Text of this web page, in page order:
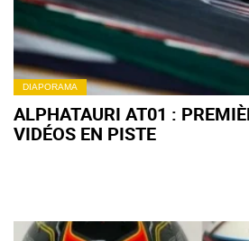
DIAPORAMA
ALPHATAURI AT01 :
VIDÉOS EN PISTE